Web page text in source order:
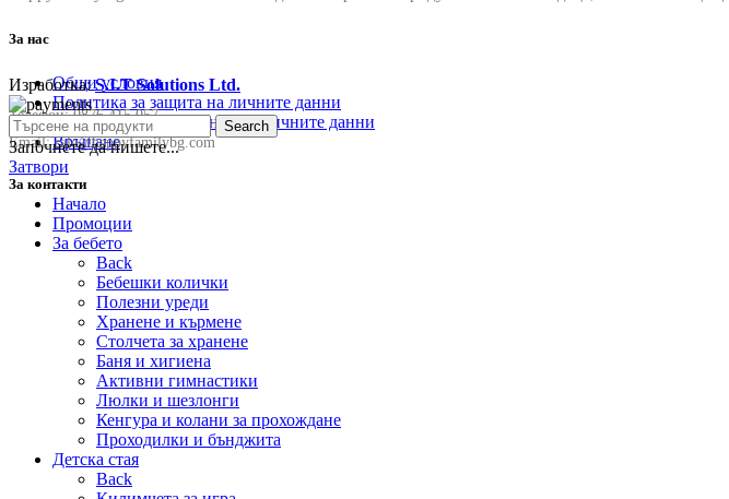
За нас
Общи условия
Политика за защита на личните данни
Политика за съхранение на личните данни
Връщане
За контакти
Телефон:0876 415 057
Email:sale@happyfamilybg.com
Изработка:S.I.T Solutions Ltd.
Search
Започнете да пишете...
Затвори
Начало
Промоции
За бебето
Back
Бебешки колички
Полезни уреди
Хранене и кърмене
Столчета за хранене
Баня и хигиена
Активни гимнастики
Люлки и шезлонги
Кенгура и колани за прохождане
Проходилки и бънджита
Детска стая
Back